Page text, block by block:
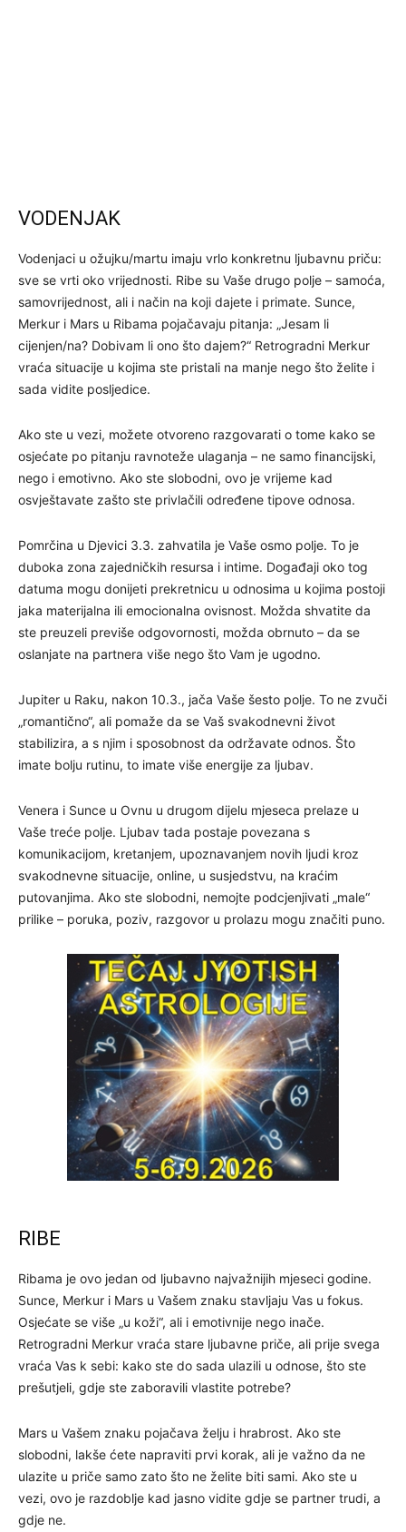
VODENJAK
Vodenjaci u ožujku/martu imaju vrlo konkretnu ljubavnu priču:
sve se vrti oko vrijednosti. Ribe su Vaše drugo polje – samoća,
samovrijednost, ali i način na koji dajete i primate. Sunce,
Merkur i Mars u Ribama pojačavaju pitanja: „Jesam li
cijenjen/na? Dobivam li ono što dajem?“ Retrogradni Merkur
vraća situacije u kojima ste pristali na manje nego što želite i
sada vidite posljedice.
Ako ste u vezi, možete otvoreno razgovarati o tome kako se
osjećate po pitanju ravnoteže ulaganja – ne samo financijski,
nego i emotivno. Ako ste slobodni, ovo je vrijeme kad
osvještavate zašto ste privlačili određene tipove odnosa.
Pomrčina u Djevici 3.3. zahvatila je Vaše osmo polje. To je
duboka zona zajedničkih resursa i intime. Događaji oko tog
datuma mogu donijeti prekretnicu u odnosima u kojima postoji
jaka materijalna ili emocionalna ovisnost. Možda shvatite da
ste preuzeli previše odgovornosti, možda obrnuto – da se
oslanjate na partnera više nego što Vam je ugodno.
Jupiter u Raku, nakon 10.3., jača Vaše šesto polje. To ne zvuči
„romantično“, ali pomaže da se Vaš svakodnevni život
stabilizira, a s njim i sposobnost da održavate odnos. Što
imate bolju rutinu, to imate više energije za ljubav.
Venera i Sunce u Ovnu u drugom dijelu mjeseca prelaze u
Vaše treće polje. Ljubav tada postaje povezana s
komunikacijom, kretanjem, upoznavanjem novih ljudi kroz
svakodnevne situacije, online, u susjedstvu, na kraćim
putovanjima. Ako ste slobodni, nemojte podcjenjivati „male“
prilike – poruka, poziv, razgovor u prolazu mogu značiti puno.
RIBE
Ribama je ovo jedan od ljubavno najvažnijih mjeseci godine.
Sunce, Merkur i Mars u Vašem znaku stavljaju Vas u fokus.
Osjećate se više „u koži“, ali i emotivnije nego inače.
Retrogradni Merkur vraća stare ljubavne priče, ali prije svega
vraća Vas k sebi: kako ste do sada ulazili u odnose, što ste
prešutjeli, gdje ste zaboravili vlastite potrebe?
Mars u Vašem znaku pojačava želju i hrabrost. Ako ste
slobodni, lakše ćete napraviti prvi korak, ali je važno da ne
ulazite u priče samo zato što ne želite biti sami. Ako ste u
vezi, ovo je razdoblje kad jasno vidite gdje se partner trudi, a
gdje ne.